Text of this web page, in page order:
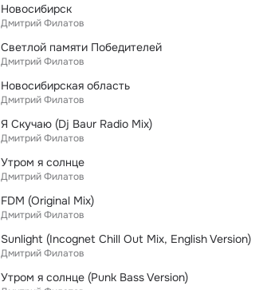
Новосибирск
Дмитрий Филатов
Светлой памяти Победителей
Дмитрий Филатов
Новосибирская область
Дмитрий Филатов
Я Скучаю (Dj Baur Radio Mix)
Дмитрий Филатов
Утром я солнце
Дмитрий Филатов
FDM (Original Mix)
Дмитрий Филатов
Sunlight (Incognet Chill Out Mix, English Version)
Дмитрий Филатов
Утром я солнце (Punk Bass Version)